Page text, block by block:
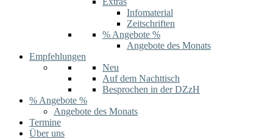
Infomaterial
Zeitschriften
% Angebote %
Angebote des Monats
Empfehlungen
Neu
Auf dem Nachttisch
Besprochen in der DZzH
% Angebote %
Angebote des Monats
Termine
Über uns